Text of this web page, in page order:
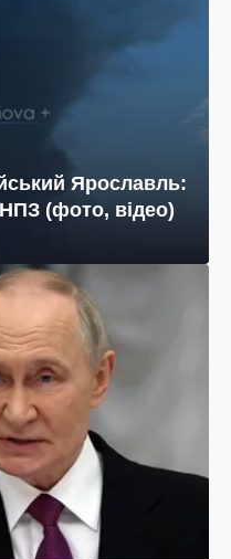
Ярославль:
(фото, відео)